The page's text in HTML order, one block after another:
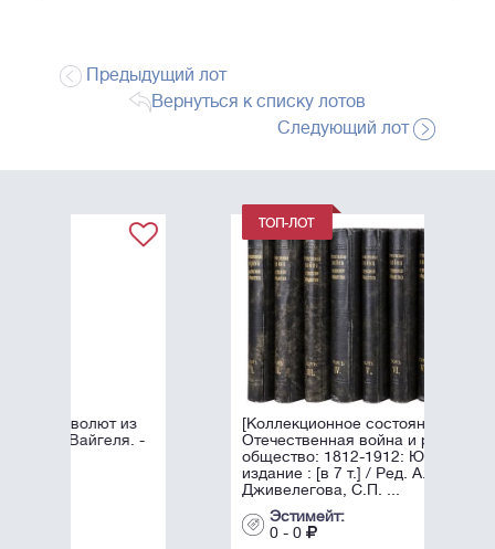
Предыдущий лот
Вернуться к списку лотов
Следующий лот
[Коллекционное состояние].
Отечественная война и русское
общество: 1812-1912: Юбилейное
издание : [в 7 т.] / Ред. А.К.
Дживелегова, С.П. ...